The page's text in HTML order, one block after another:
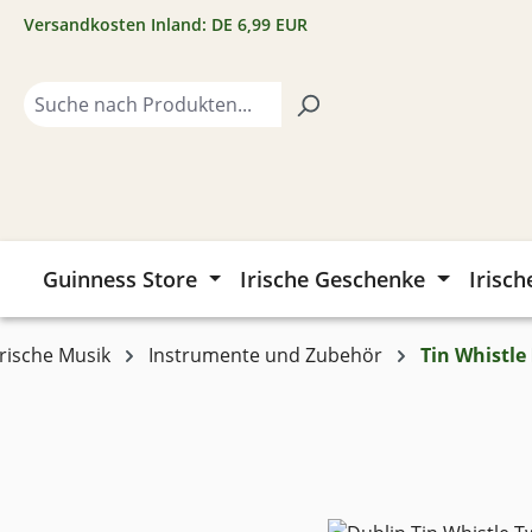
Hauptinhalt springen
Zur Suche springen
Zur Hauptnavigation springen
Versandkosten Inland: DE 6,99 EUR
Guinness Store Irische Geschenke
Musik Instrumente und Zubehör Tin Whistle